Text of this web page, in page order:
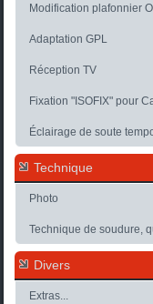
Modification plafonnier
Adaptation GPL
Réception TV
Fixation "ISOFIX" pour
Éclairage de soute
Technique
Photo
Technique de soudure,
Divers
Extras...